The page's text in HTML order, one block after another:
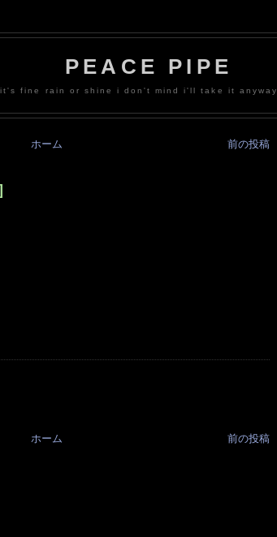
PEACE PIPE
fine rain or shine i don't mind i'll take it anyway
前の投稿
ホーム
前の投稿
ホーム